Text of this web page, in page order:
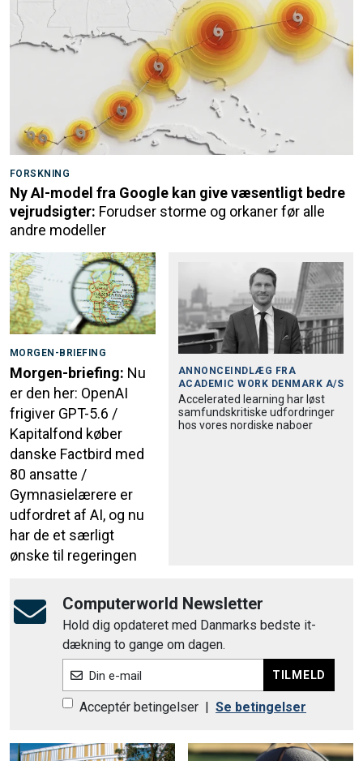
FORSKNING
Ny AI-model fra Google kan give væsentligt bedre
vejrudsigter: Forudser storme og orkaner før alle
andre modeller
MORGEN-BRIEFING
Morgen-briefing: Nu
er den her: OpenAI
frigiver GPT-5.6 /
Kapitalfond køber
danske Factbird med
80 ansatte /
Gymnasielærere er
udfordret af AI, og nu
har de et særligt
ønske til regeringen
ANNONCEINDLÆG FRA
ACADEMIC WORK DENMARK A/S
Accele­rated learning har løst
samfund­skri­tiske udfordringer
hos vores nordiske naboer
Computerworld Newsletter
Hold dig opdateret med Danmarks bedste it-
dækning to gange om dagen.
Din e-mail TILMELD
Acceptér betingelser | Se betingelser